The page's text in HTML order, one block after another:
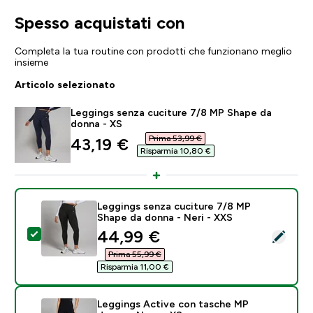
Spesso acquistati con
Completa la tua routine con prodotti che funzionano meglio
insieme
Articolo selezionato
Leggings senza cuciture 7/8 MP Shape da
donna - XS
discounted price
43,19 €‎
Prima 53,99 €‎
Risparmia 10,80 €‎
Seleziona questo prodotto - Leggings senza
Leggings senza cuciture 7/8 MP
Shape da donna - Neri - XXS
discounted price
44,99 €‎
Prima 55,99 €‎
Risparmia 11,00 €‎
Leggings Active con tasche MP